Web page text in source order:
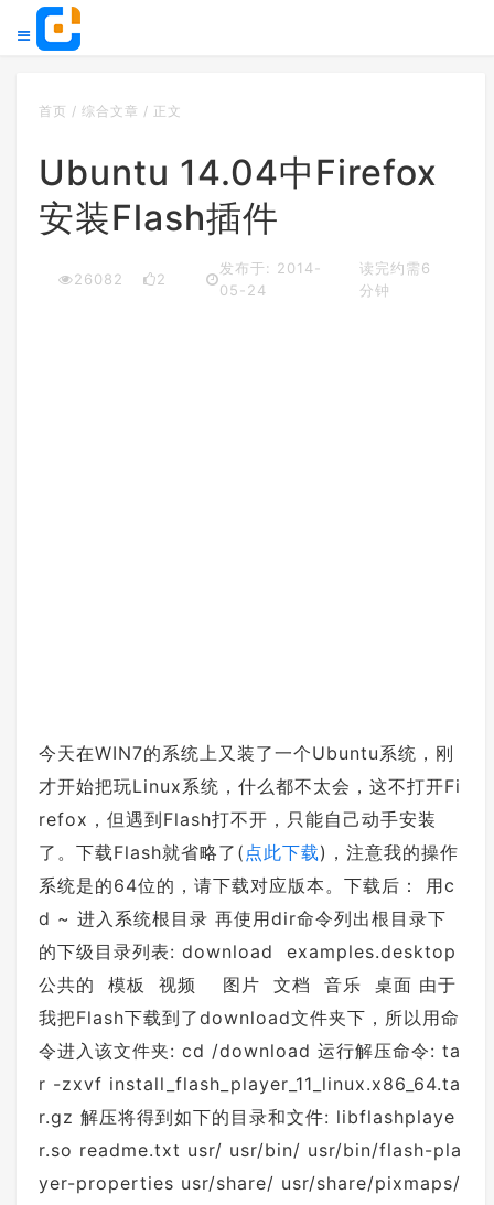
首页 / 综合文章 / 正文
Ubuntu 14.04中Firefox
安装Flash插件
26082 2
发布于: 2014-
05-24
读完约需6
分钟
今天在WIN7的系统上又装了一个Ubuntu系统，刚
才开始把玩Linux系统，什么都不太会，这不打开Fi
refox，但遇到Flash打不开，只能自己动手安装
了。下载Flash就省略了( 点此下载)，注意我的操作
系统是的64位的，请下载对应版本。下载后： 用c
d ~ 进入系统根目录 再使用dir命令列出根目录下
的下级目录列表: download examples.desktop
公共的 模板 视频 图片 文档 音乐 桌面 由于
我把Flash下载到了download文件夹下，所以用命
令进入该文件夹: cd /download 运行解压命令: ta
r -zxvf install_flash_player_11_linux.x86_64.ta
r.gz 解压将得到如下的目录和文件: libflashplaye
r.so readme.txt usr/ usr/bin/ usr/bin/flash-pla
yer-properties usr/share/ usr/share/pixmaps/